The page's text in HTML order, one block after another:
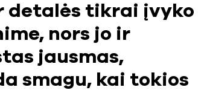
detalės tikrai įvyko
nors jo ir
jausmas,
smagu, kai tokios